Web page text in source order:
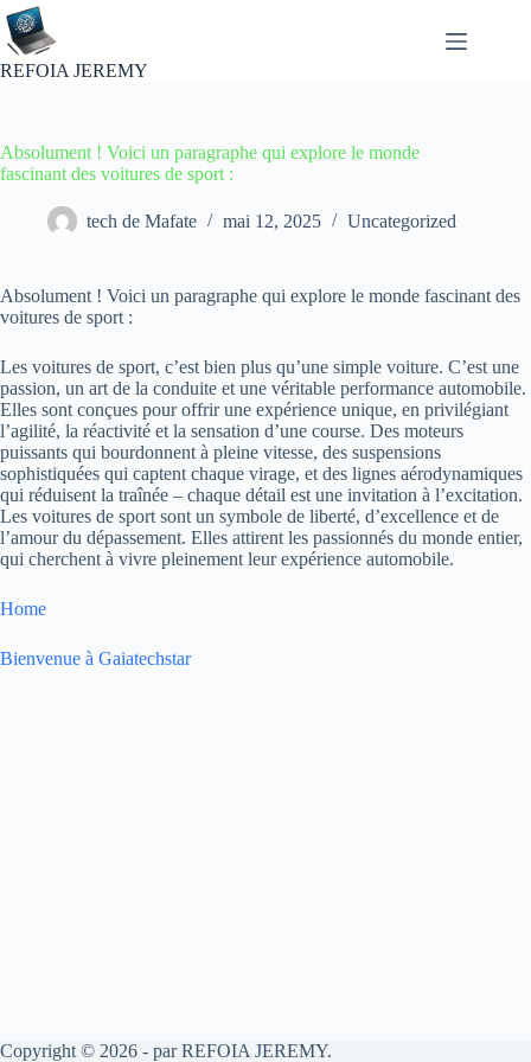
Passer
au
contenu
REFOIA JEREMY
Absolument ! Voici un paragraphe qui explore le monde
fascinant des voitures de sport :
tech de Mafate mai 12, 2025 Uncategorized
Absolument ! Voici un paragraphe qui explore le monde fascinant des
voitures de sport :
Les voitures de sport, c’est bien plus qu’une simple voiture. C’est une
passion, un art de la conduite et une véritable performance automobile.
Elles sont conçues pour offrir une expérience unique, en privilégiant
l’agilité, la réactivité et la sensation d’une course. Des moteurs
puissants qui bourdonnent à pleine vitesse, des suspensions
sophistiquées qui captent chaque virage, et des lignes aérodynamiques
qui réduisent la traînée – chaque détail est une invitation à l’excitation.
Les voitures de sport sont un symbole de liberté, d’excellence et de
l’amour du dépassement. Elles attirent les passionnés du monde entier,
qui cherchent à vivre pleinement leur expérience automobile.
Home
Bienvenue à Gaiatechstar
Copyright © 2026 - par REFOIA JEREMY.